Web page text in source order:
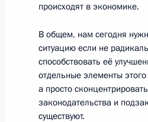
29 июня
Дмитрий
2014 годы
29 июня 2011
происходят в экономике.
В общем, нам сегодня
ситуацию если не
способствовать её
отдельные элементы
а просто
законодательства и
существуют.